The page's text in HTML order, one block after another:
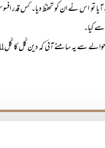
آیا تو اس نے ان کو تحفظ دیا۔ کس قدر
کیا۔
حوالے سے یہ سامنے آئی کہ دین کُل کا